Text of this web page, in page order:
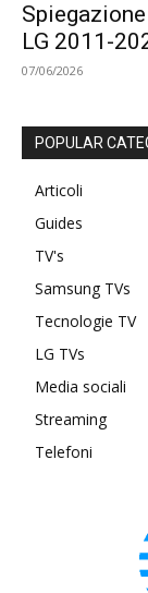
LG 2011-
07/06/2026
POPULAR
Articoli
Guides
TV's
Samsung TVs
Tecnologie TV
LG TVs
Media sociali
Streaming
Telefoni